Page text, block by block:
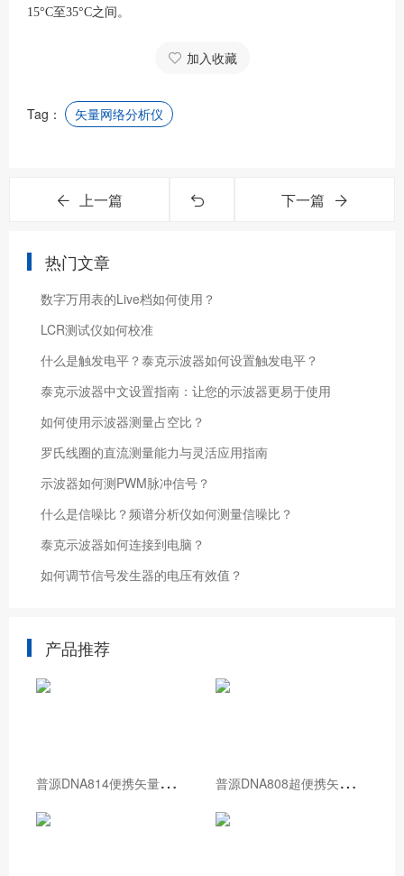
15°C至35°C之间 。
加入收藏
Tag： 矢量网络分析仪
上一篇 下一篇
热门文章
数字万用表的Live档如何使用？
LCR测试仪如何校准
什么是触发电平？泰克示波器如何设置触发电平？
泰克示波器中文设置指南：让您的示波器更易于使用
如何使用示波器测量占空比？
罗氏线圈的直流测量能力与灵活应用指南
示波器如何测PWM脉冲信号？
什么是信噪比？频谱分析仪如何测量信噪比？
泰克示波器如何连接到电脑？
如何调节信号发生器的电压有效值？
产品推荐
普
源DNA814便携矢量网络分析仪 普
源DNA808超便携矢量网络分析仪